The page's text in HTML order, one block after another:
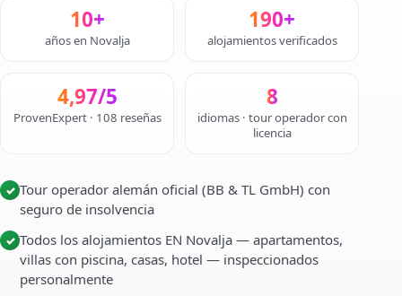
10+
años en Novalja
190+
alojamientos verificados
4,97/5
ProvenExpert · 108 reseñas
8
idiomas · tour operador con
licencia
✓ Tour operador alemán oficial (BB & TL GmbH) con
seguro de insolvencia
✓ Todos los alojamientos EN Novalja — apartamentos,
villas con piscina, casas, hotel — inspeccionados
personalmente